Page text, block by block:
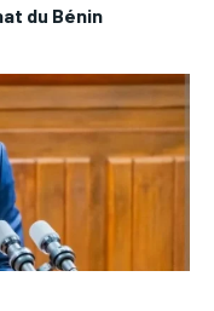
du Bénin